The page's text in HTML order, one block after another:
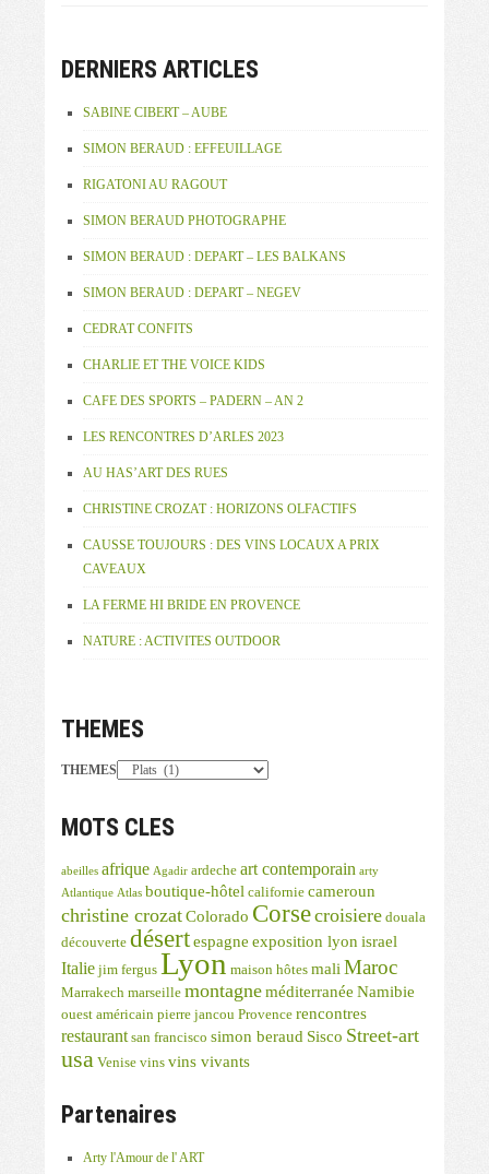
DERNIERS ARTICLES
SABINE CIBERT – AUBE
SIMON BERAUD : EFFEUILLAGE
RIGATONI AU RAGOUT
SIMON BERAUD PHOTOGRAPHE
SIMON BERAUD : DEPART – LES BALKANS
SIMON BERAUD : DEPART – NEGEV
CEDRAT CONFITS
CHARLIE ET THE VOICE KIDS
CAFE DES SPORTS – PADERN – AN 2
LES RENCONTRES D’ARLES 2023
AU HAS’ART DES RUES
CHRISTINE CROZAT : HORIZONS OLFACTIFS
CAUSSE TOUJOURS : DES VINS LOCAUX A PRIX
CAVEAUX
LA FERME HI BRIDE EN PROVENCE
NATURE : ACTIVITES OUTDOOR
THEMES
THEMES
MOTS CLES
abeilles afrique Agadir ardeche art contemporain arty
Atlantique Atlas boutique-hôtel californie cameroun
christine crozatColorado Corsecroisiere douala
découverte désertespagne exposition lyon israel
Italie jim fergus Lyon maison hôtes mali Maroc
Marrakech marseille montagneméditerranée Namibie
ouest américain pierre jancou Provence rencontres
restaurant san francisco simon beraud Sisco Street-art
usa Venise vins vins vivants
Partenaires
Arty l'Amour de l' ART